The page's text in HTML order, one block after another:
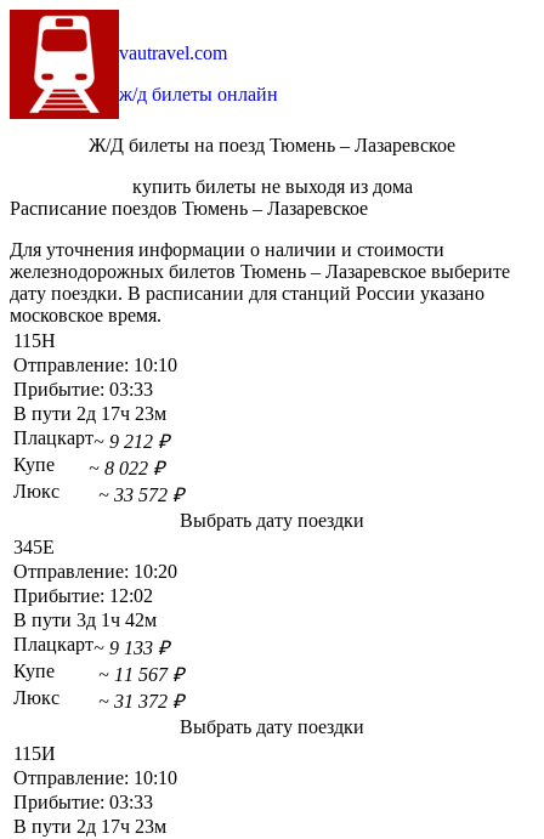
vautravel.com
ж/д билеты онлайн
Ж/Д билеты на поезд Тюмень – Лазаревское
купить билеты не выходя из дома
Расписание поездов Тюмень – Лазаревское
Для уточнения информации о наличии и стоимости
железнодорожных билетов Тюмень – Лазаревское выберите
дату поездки. В расписании для станций России указано
московское время.
115Н
Отправление: 10:10
Прибытие: 03:33
В пути 2д 17ч 23м
Плацкарт~ 9 212 ₽
Купе
~ 8 022 ₽
Люкс
~ 33 572 ₽
Выбрать дату поездки
345Е
Отправление: 10:20
Прибытие: 12:02
В пути 3д 1ч 42м
Плацкарт~ 9 133 ₽
Купе
~ 11 567 ₽
Люкс
~ 31 372 ₽
Выбрать дату поездки
115И
Отправление: 10:10
Прибытие: 03:33
В пути 2д 17ч 23м